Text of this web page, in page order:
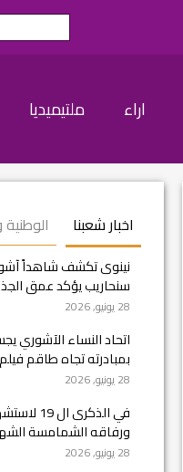
اراء ملتيميديا
اخبار شعبنا الوطنية
نينوى تكشف شاهداً
سنحاريب يؤكد عمق
28 يونيو, 2026
اتحاد النساء الآشوري
بمبادرته تجاه طاقم فيلم Case 1087
28 يونيو, 2026
في
ورفاقه الشمامسة
28 يونيو, 2026